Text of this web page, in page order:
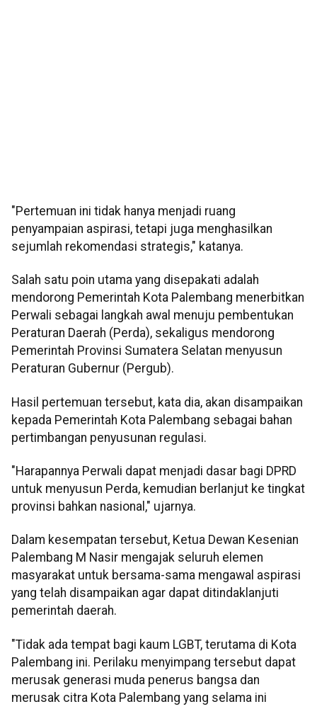
"Pertemuan ini tidak hanya menjadi ruang
penyampaian aspirasi, tetapi juga menghasilkan
sejumlah rekomendasi strategis," katanya.
Salah satu poin utama yang disepakati adalah
mendorong Pemerintah Kota Palembang menerbitkan
Perwali sebagai langkah awal menuju pembentukan
Peraturan Daerah (Perda), sekaligus mendorong
Pemerintah Provinsi Sumatera Selatan menyusun
Peraturan Gubernur (Pergub).
Hasil pertemuan tersebut, kata dia, akan disampaikan
kepada Pemerintah Kota Palembang sebagai bahan
pertimbangan penyusunan regulasi.
"Harapannya Perwali dapat menjadi dasar bagi DPRD
untuk menyusun Perda, kemudian berlanjut ke tingkat
provinsi bahkan nasional," ujarnya.
Dalam kesempatan tersebut, Ketua Dewan Kesenian
Palembang M Nasir mengajak seluruh elemen
masyarakat untuk bersama-sama mengawal aspirasi
yang telah disampaikan agar dapat ditindaklanjuti
pemerintah daerah.
"Tidak ada tempat bagi kaum LGBT, terutama di Kota
Palembang ini. Perilaku menyimpang tersebut dapat
merusak generasi muda penerus bangsa dan
merusak citra Kota Palembang yang selama ini